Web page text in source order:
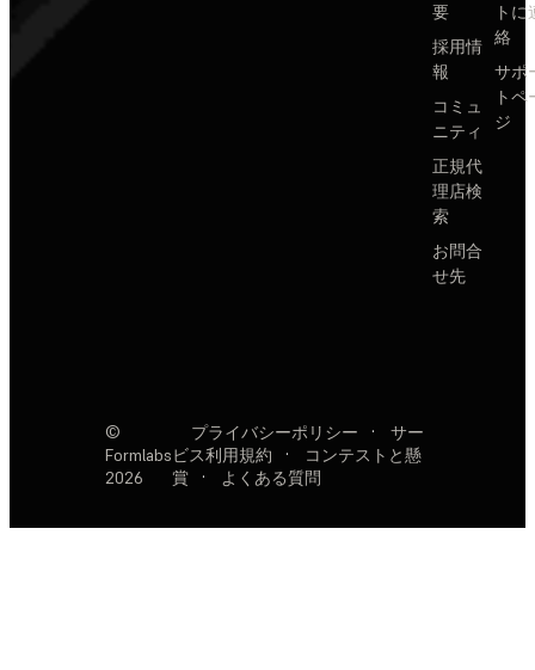
要
採用情
報
コミュ
ニティ
正規代
理店検
索
お問合
せ先
トに
絡
サポ
トペ
ジ
©
Formlabs
2026
プライバシーポリシー ·
サー
ビス利用規約
·
コンテストと懸
賞
· よくある質問